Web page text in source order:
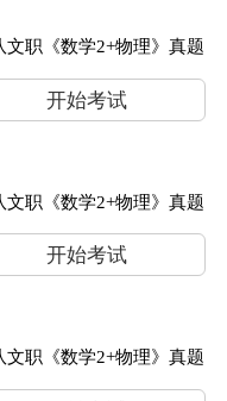
开始考试
开始考试